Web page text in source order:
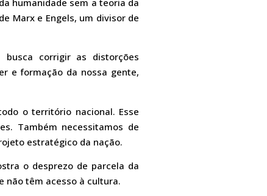
humanidade sem a teoria da
Marx e Engels, um divisor de
busca corrigir as distorções
e formação da nossa gente,
o território nacional. Esse
Também necessitamos de
estratégico da nação.
o desprezo de parcela da
não têm acesso à cultura.